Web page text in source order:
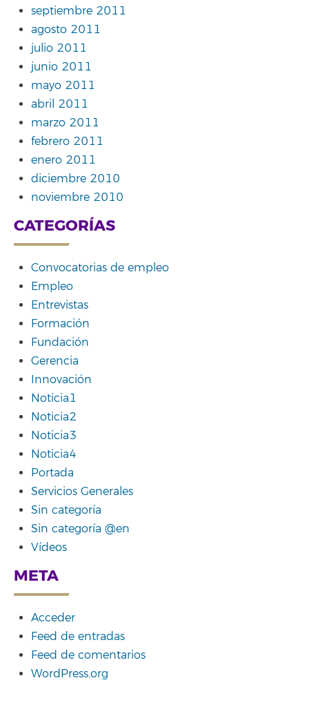
septiembre 2011
agosto 2011
julio 2011
junio 2011
mayo 2011
abril 2011
marzo 2011
febrero 2011
enero 2011
diciembre 2010
noviembre 2010
CATEGORÍAS
Convocatorias de empleo
Empleo
Entrevistas
Formación
Fundación
Gerencia
Innovación
Noticia1
Noticia2
Noticia3
Noticia4
Portada
Servicios Generales
Sin categoría
Sin categoría @en
Vídeos
META
Acceder
Feed de entradas
Feed de comentarios
WordPress.org